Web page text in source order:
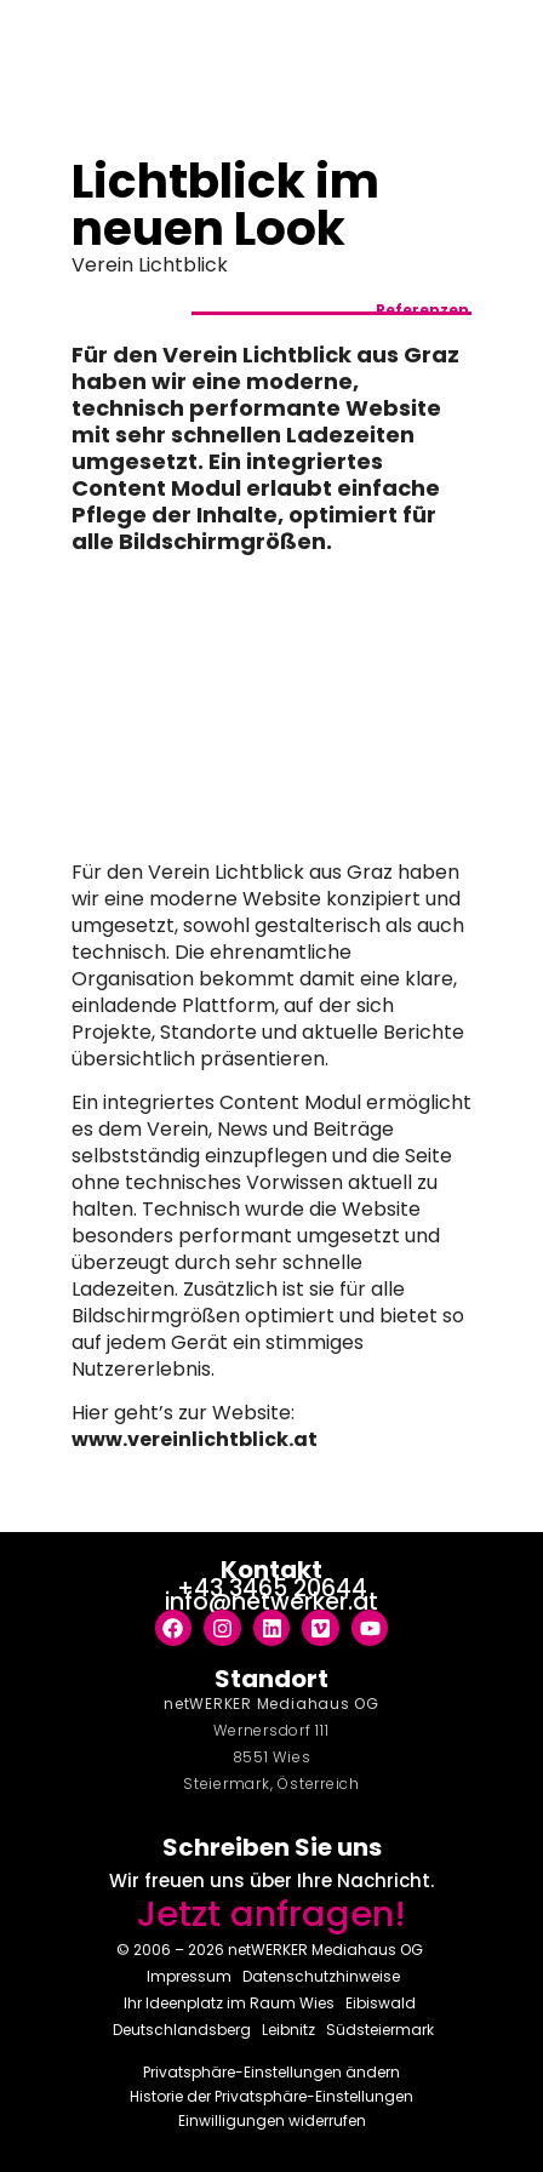
Lichtblick im
neuen Look
Verein Lichtblick
Referenzen
Für den Verein Lichtblick aus Graz
haben wir eine moderne,
technisch performante Website
mit sehr schnellen Ladezeiten
umgesetzt. Ein integriertes
Content Modul erlaubt einfache
Pflege der Inhalte, optimiert für
alle Bildschirmgrößen.
Für den Verein Lichtblick aus Graz haben
wir eine moderne Website konzipiert und
umgesetzt, sowohl gestalterisch als auch
technisch. Die ehrenamtliche
Organisation bekommt damit eine klare,
einladende Plattform, auf der sich
Projekte, Standorte und aktuelle Berichte
übersichtlich präsentieren.
Ein integriertes Content Modul ermöglicht
es dem Verein, News und Beiträge
selbstständig einzupflegen und die Seite
ohne technisches Vorwissen aktuell zu
halten. Technisch wurde die Website
besonders performant umgesetzt und
überzeugt durch sehr schnelle
Ladezeiten. Zusätzlich ist sie für alle
Bildschirmgrößen optimiert und bietet so
auf jedem Gerät ein stimmiges
Nutzererlebnis.
Hier geht’s zur Website:
www.vereinlichtblick.at
Standort
netWERKER Mediahaus OG
Wernersdorf 111
8551 Wies
Steiermark, Österreich
Kontakt
+43 3465 20644
info@netwerker.at
Schreiben Sie uns
Wir freuen uns über Ihre Nachricht.
Jetzt anfragen!
© 2006 – 2026 netWERKER Mediahaus OG
Impressum Datenschutzhinweise
Ihr Ideenplatz im Raum Wies Eibiswald
Deutschlandsberg Leibnitz Südsteiermark
Privatsphäre-Einstellungen ändern
Historie der Privatsphäre-Einstellungen
Einwilligungen widerrufen